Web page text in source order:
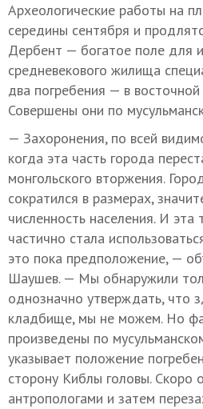
Археологические работы на
середины сентября и
Дербент — богатое поле для
средневекового жилища
два погребения — в восточной
Совершены они по
— Захоронения, по всей
когда эта часть города
монгольского вторжения.
сократился в размерах,
численность населения. И эта
частично стала
это пока предположение, —
Шаушев. — Мы обнаружили
однозначно утверждать, что
кладбище, мы не можем. Но
произведены по
указывает положение
сторону Киблы головы. Скоро
антропологами и затем